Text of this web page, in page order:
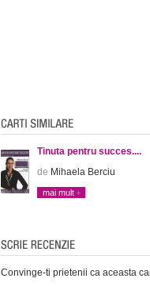
Tinuta pentru succes....
de Mihaela Berciu
mai mult
Convinge-ti prietenii ca aceasta